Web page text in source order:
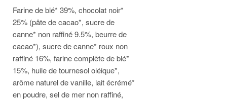
Farine de blé* 39%, chocolat noir*
25% (pâte de cacao*, sucre de
canne* non raffiné 9.5%, beurre de
cacao*), sucre de canne* roux non
raffiné 16%, farine complète de blé*
15%, huile de tournesol oléique*,
arôme naturel de vanille, lait écrémé*
en poudre, sel de mer non raffiné,